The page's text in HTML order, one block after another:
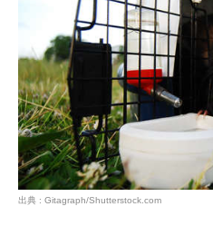
出典 : Gitagraph/Shutterstock.com